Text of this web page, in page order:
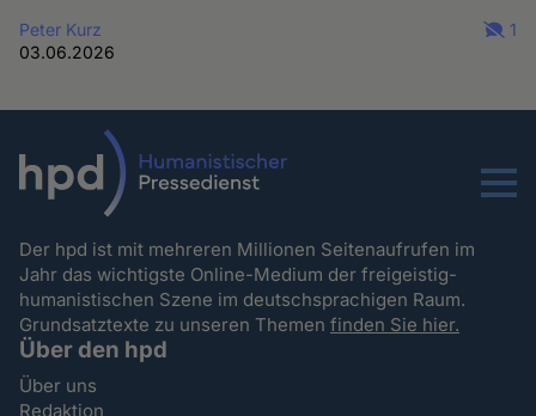
Peter Kurz
03.06.2026
1
Menu
Der hpd ist mit mehreren Millionen Seitenaufrufen im
Jahr das wichtigste Online-Medium der freigeistig-
humanistischen Szene im deutschsprachigen Raum.
Grundsatztexte zu unseren Themenfinden Sie hier.
Über den hpd
Über uns
Redaktion